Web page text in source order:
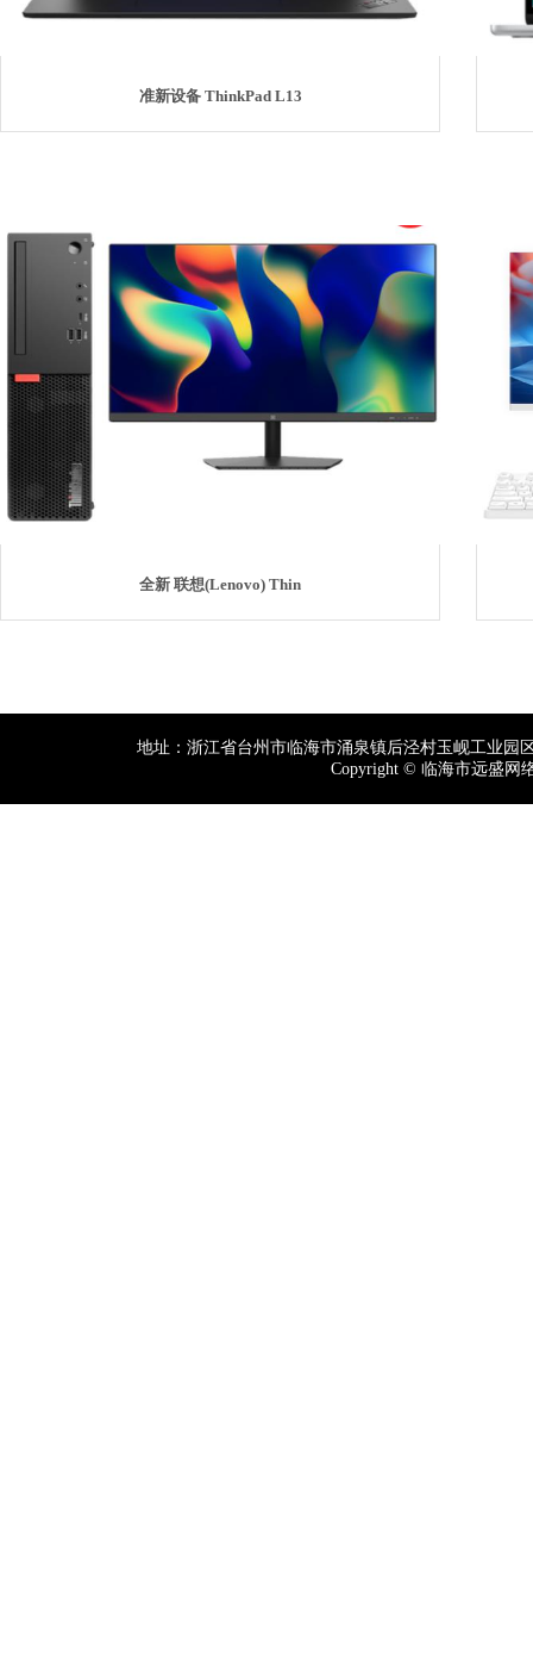
准新设备 ThinkPad L13
全新 联想(Lenovo) Thin
地址：浙江省台州市临海市涌泉镇后泾村玉岘工业园
Copyright © 临海市远盛网